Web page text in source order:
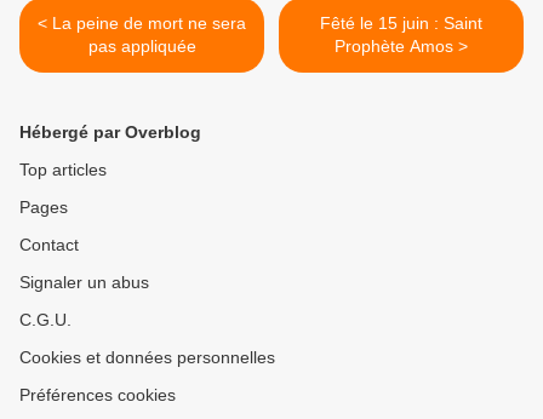
< La peine de mort ne sera
pas appliquée
Fêté le 15 juin : Saint
Prophète Amos >
Hébergé par Overblog
Top articles
Pages
Contact
Signaler un abus
C.G.U.
Cookies et données personnelles
Préférences cookies